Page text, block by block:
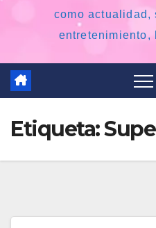
como actualidad,
entretenimiento,
Etiqueta: